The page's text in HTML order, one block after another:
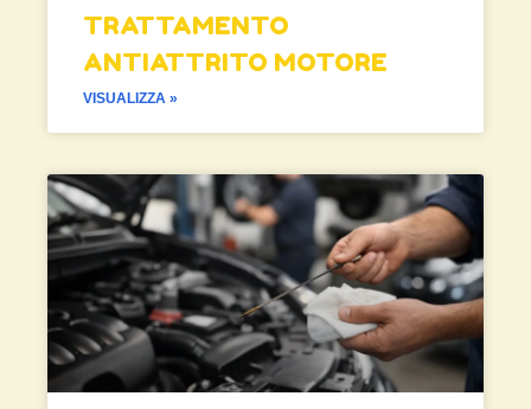
TRATTAMENTO
ANTIATTRITO MOTORE
VISUALIZZA »